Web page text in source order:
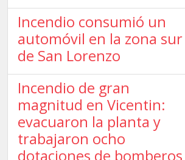
Incendio consumió un
automóvil en la zona sur
de San Lorenzo
Incendio de gran
magnitud en Vicentin:
evacuaron la planta y
trabajaron ocho
dotaciones de bomberos